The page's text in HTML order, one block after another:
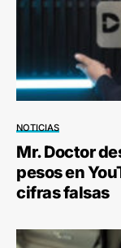
NOTICIAS
Mr. Doctor
pesos en
cifras falsas